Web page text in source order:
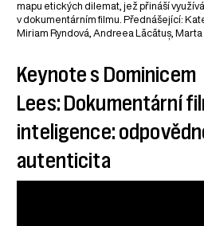
mapu etických dilemat, jež přináší
v dokumentárním filmu. Přednášející:
Miriam Ryndová, Andreea Lăcătuș,
Keynote s Dominicem
Lees: Dokumentární
inteligence:
autenticita